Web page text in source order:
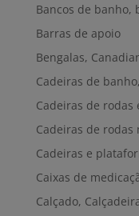
Bancos de banho,
Barras de apoio
Bengalas,
Cadeiras de
Cadeiras de rodas
Cadeiras de rodas
Cadeiras e
Caixas de
Calçado,